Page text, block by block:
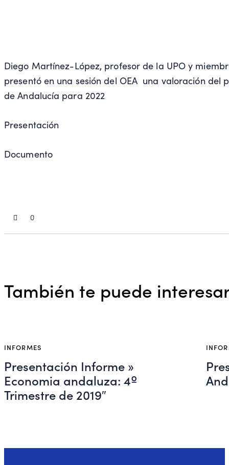
Diego Martínez-López, profesor de la UPO y
presentó en una sesión del OEA una valoración del
de Andalucía para 2022
Presentación
Documento
0
También te puede
INFORMES
Presentación Informe »
Economia andaluza: 4º
Trimestre de 2019″